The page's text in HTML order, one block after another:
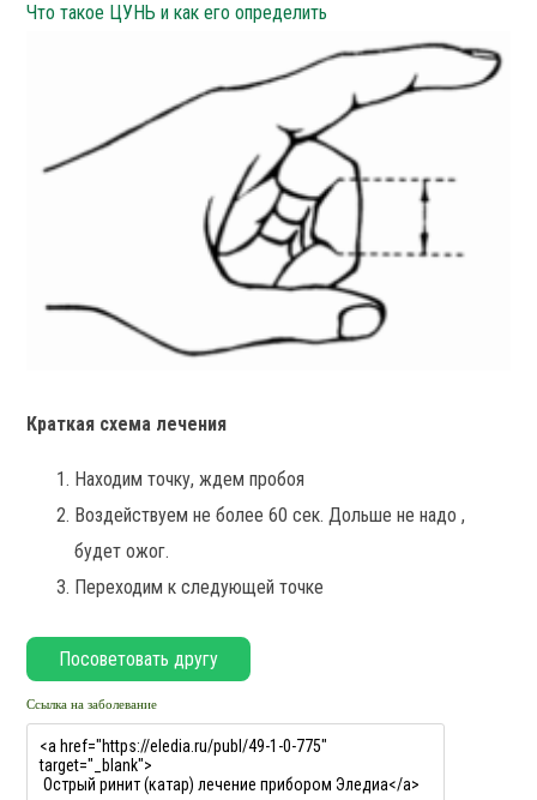
Что такое ЦУНЬ и как его определить
Краткая схема лечения
Находим точку, ждем пробоя
Воздействуем не более 60 сек. Дольше не надо ,
будет ожог.
Переходим к следующей точке
Ссылка на заболевание